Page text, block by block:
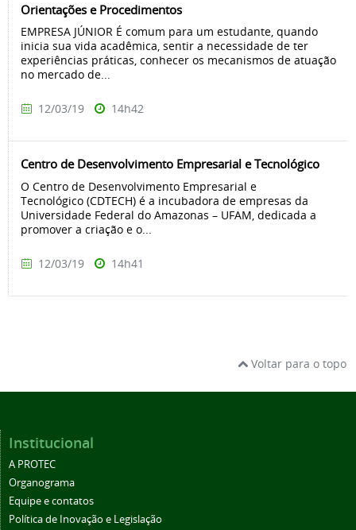
Orientações e Procedimentos
EMPRESA JÚNIOR É comum para um estudante, quando
inicia sua vida acadêmica, sentir a necessidade de ter
experiências práticas, conhecer os mecanismos de atuação
no mercado de...
12/03/19 14h42
Centro de Desenvolvimento Empresarial e Tecnológico
O Centro de Desenvolvimento Empresarial e
Tecnológico (CDTECH) é a incubadora de empresas da
Universidade Federal do Amazonas – UFAM, dedicada a
promover a criação e o...
12/03/19 14h41
Voltar para o topo
Institucional
A PROTEC
Organograma
Equipe e contatos
Política de Inovação e Legislação